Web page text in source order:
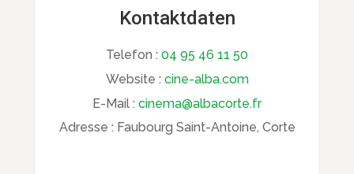
Kontaktdaten
Telefon : 04 95 46 11 50
Website : cine-alba.com
E-Mail : cinema@albacorte.fr
Adresse : Faubourg Saint-Antoine, Corte